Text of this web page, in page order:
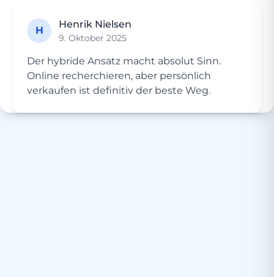
H
Henrik Nielsen
9. Oktober 2025
Der hybride Ansatz macht absolut Sinn.
Online recherchieren, aber persönlich
verkaufen ist definitiv der beste Weg.